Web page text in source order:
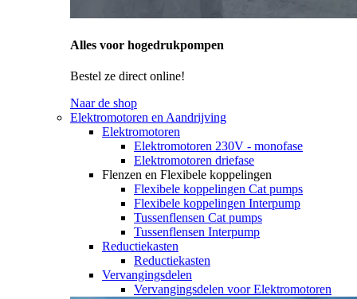
Alles voor hogedrukpompen
Bestel ze direct online!
Naar de shop
Elektromotoren en Aandrijving
Elektromotoren
Elektromotoren 230V - monofase
Elektromotoren driefase
Flenzen en Flexibele koppelingen
Flexibele koppelingen Cat pumps
Flexibele koppelingen Interpump
Tussenflensen Cat pumps
Tussenflensen Interpump
Reductiekasten
Reductiekasten
Vervangingsdelen
Vervangingsdelen voor Elektromotoren